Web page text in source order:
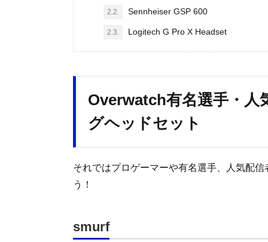
2.2. Sennheiser GSP 600
2.3. Logitech G Pro X Headset
Overwatch有名選手・人
グヘッドセット
それではプロゲーマーや有名選手、人気配
う！
smurf